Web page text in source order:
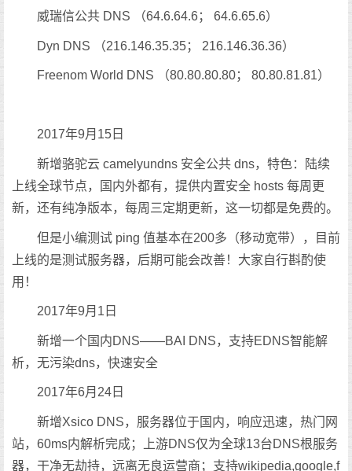
威瑞信公共 DNS （64.6.64.6； 64.6.65.6）
Dyn DNS （216.146.35.35； 216.146.36.36）
Freenom World DNS （80.80.80.80； 80.80.81.81）
2017年9月15日
新增骆驼云 camelyundns 安全公共 dns，特色：陆续
上线全球节点，国内外都有，提供内置安全 hosts 每周更
新，还有纯净版本，每周三定期更新，这一切都是免费的。
但是小编测试 ping 值基本在200多（移动宽带），目前
上线的是测试服务器，后期可能会改善！大家自行斟酌使
用！
2017年9月1日
新增一个国内DNS——BAI DNS，支持EDNS智能解
析，无污染dns，快速安全
2017年6月24日
新增Xsico DNS，服务器位于国内，响应迅速，热门网
站，60ms内解析完成；上游DNS仅为全球13台DNS根服务
器，干净无劫持，远离无良运营商；支持wikipedia,google,f